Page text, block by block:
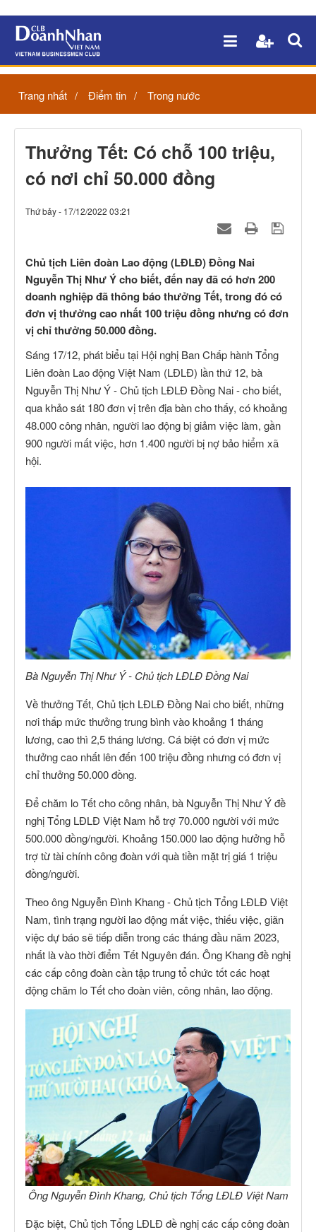
Trang nhất Điểm tin Trong nước
Thưởng Tết: Có chỗ 100 triệu,
có nơi chỉ 50.000 đồng
Thứ bảy - 17/12/2022 03:21
Chủ tịch Liên đoàn Lao động (LĐLĐ) Đồng Nai
Nguyễn Thị Như Ý cho biết, đến nay đã có hơn 200
doanh nghiệp đã thông báo thưởng Tết, trong đó có
đơn vị thưởng cao nhất 100 triệu đồng nhưng có đơn
vị chỉ thưởng 50.000 đồng.
Sáng 17/12, phát biểu tại Hội nghị Ban Chấp hành Tổng
Liên đoàn Lao động Việt Nam (LĐLĐ) lần thứ 12, bà
Nguyễn Thị Như Ý - Chủ tịch LĐLĐ Đồng Nai - cho biết,
qua khảo sát 180 đơn vị trên địa bàn cho thấy, có khoảng
48.000 công nhân, người lao động bị giảm việc làm, gần
900 người mất việc, hơn 1.400 người bị nợ bảo hiểm xã
hội.
Bà Nguyễn Thị Như Ý - Chủ tịch LĐLĐ Đồng Nai
Về thưởng Tết, Chủ tịch LĐLĐ Đồng Nai cho biết, những
nơi thấp mức thưởng trung bình vào khoảng 1 tháng
lương, cao thì 2,5 tháng lương. Cá biệt có đơn vị mức
thưởng cao nhất lên đến 100 triệu đồng nhưng có đơn vị
chỉ thưởng 50.000 đồng.
Để chăm lo Tết cho công nhân, bà Nguyễn Thị Như Ý đề
nghị Tổng LĐLĐ Việt Nam hỗ trợ 70.000 người với mức
500.000 đồng/người. Khoảng 150.000 lao động hưởng hỗ
trợ từ tài chính công đoàn với quà tiền mặt trị giá 1 triệu
đồng/người.
Theo ông Nguyễn Đình Khang - Chủ tịch Tổng LĐLĐ Việt
Nam, tình trạng người lao động mất việc, thiếu việc, giãn
việc dự báo sẽ tiếp diễn trong các tháng đầu năm 2023,
nhất là vào thời điểm Tết Nguyên đán. Ông Khang đề nghị
các cấp công đoàn cần tập trung tổ chức tốt các hoạt
động chăm lo Tết cho đoàn viên, công nhân, lao động.
Ông Nguyễn Đình Khang, Chủ tịch Tổng LĐLĐ Việt Nam
Đặc biệt, Chủ tịch Tổng LĐLĐ đề nghị các cấp công đoàn